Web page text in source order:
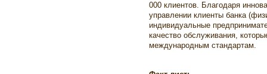
000 клиентов. Благодаря
управлении клиенты банка
индивидуальные
качество обслуживания,
международным стандартам.